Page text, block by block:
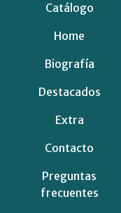
Catálogo
Home
Biografía
Destacados
Extra
Contacto
Preguntas
frecuentes